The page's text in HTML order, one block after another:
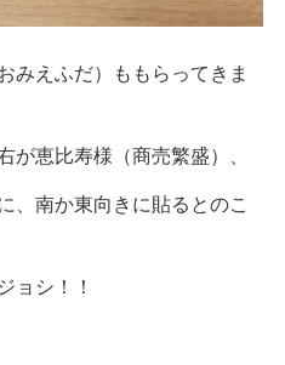
みえふだ）ももらってきま
恵比寿様（商売繁盛）、
、南か東向きに貼るとのこ
ョシ！！